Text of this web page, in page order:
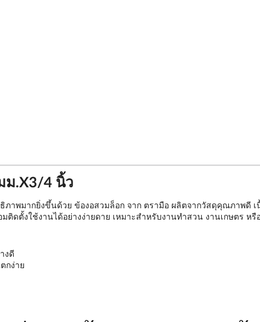
ม.X3/4 นิ้ว
าพมากยิ่งขึ้นด้วย ข้องอสวมล็อก จาก ตรามือ ผลิตจากวัสดุคุณภาพดี
ตั้งใช้งานได้อย่างง่ายดาย เหมาะสำหรับงานทำสวน งานเกษตร หรื
งดี
กง่าย